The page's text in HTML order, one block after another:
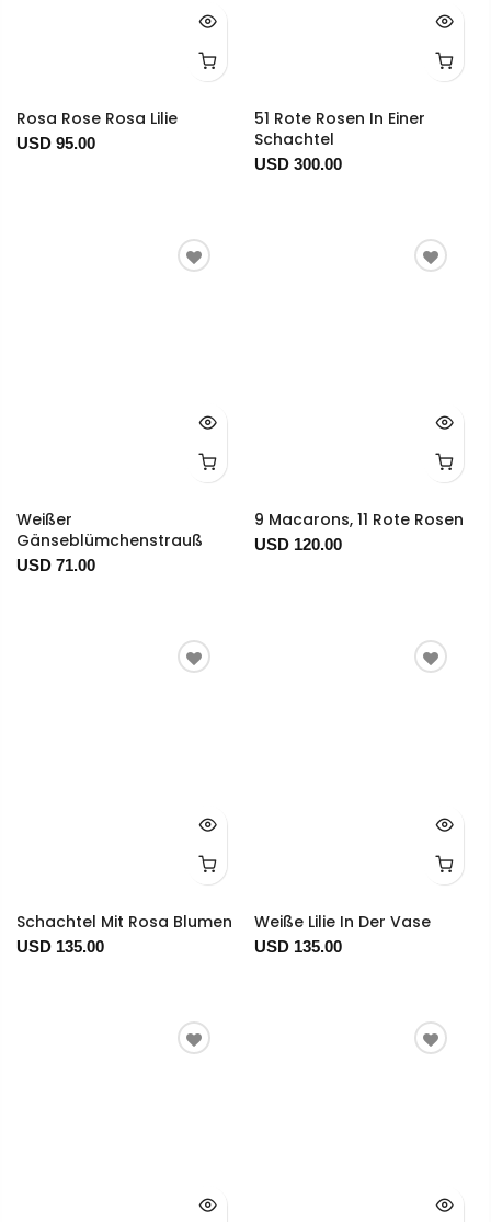
Rosa Rose Rosa Lilie
USD 95.00
51 Rote Rosen In Einer
Schachtel
USD 300.00
Weißer
Gänseblümchenstrauß
USD 71.00
9 Macarons, 11 Rote Rosen
USD 120.00
Schachtel Mit Rosa Blumen
USD 135.00
Weiße Lilie In Der Vase
USD 135.00